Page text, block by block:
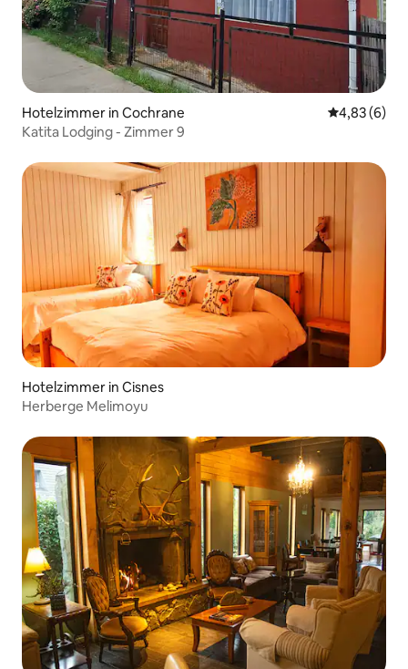
Hotelzimmer in Cochrane
4,83 (6)
Katita Lodging - Zimmer 9
Hotelzimmer in Cisnes
Herberge Melimoyu